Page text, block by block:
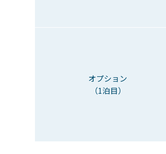
オプション
（1泊目）